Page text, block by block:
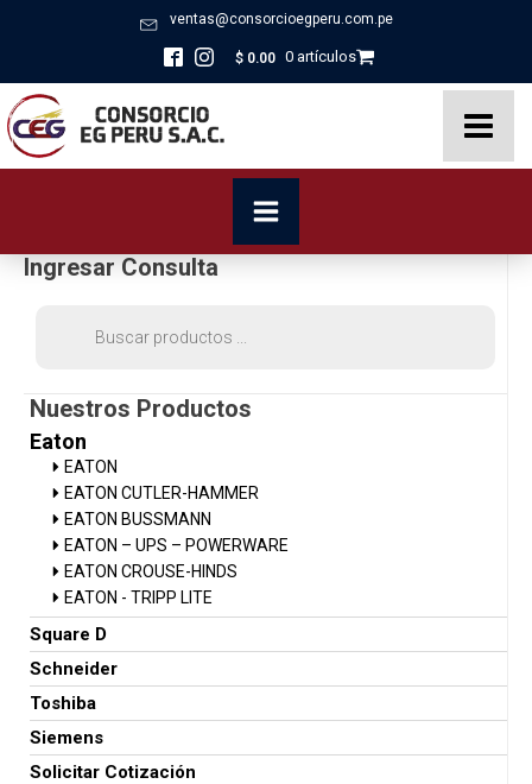
ventas@consorcioegperu.com.pe
$ 0.00 0 artículos
Ingresar Consulta
Nuestros Productos
Eaton
EATON
EATON CUTLER-HAMMER
EATON BUSSMANN
EATON – UPS – POWERWARE
EATON CROUSE-HINDS
EATON - TRIPP LITE
Square D
Schneider
Toshiba
Siemens
Solicitar Cotización